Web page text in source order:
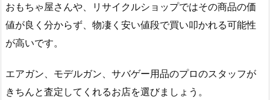
おもちゃ屋さんや、リサイクルショップではその商品の価
値が良く分からず、物凄く安い値段で買い叩かれる可能性
が高いです。
エアガン、モデルガン、サバゲー用品のプロのスタッフが
きちんと査定してくれるお店を選びましょう。